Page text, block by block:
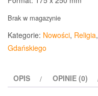
Brak w magazynie
Kategorie: Nowości, Religia,
Gdańskiego
OPIS OPINIE (0)